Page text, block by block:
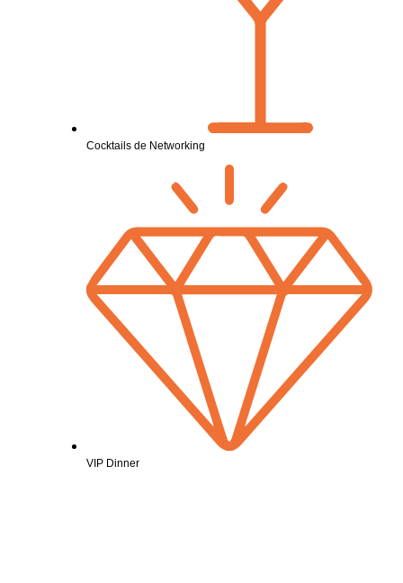
Cocktails de Networking
VIP Dinner